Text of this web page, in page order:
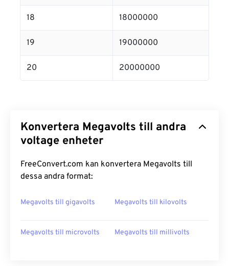
18 18000000
19 19000000
20 20000000
Konvertera Megavolts till andra
voltage enheter
FreeConvert.com kan konvertera Megavolts till
dessa andra format:
Megavolts till gigavolts Megavolts till kilovolts
Megavolts till microvolts Megavolts till millivolts